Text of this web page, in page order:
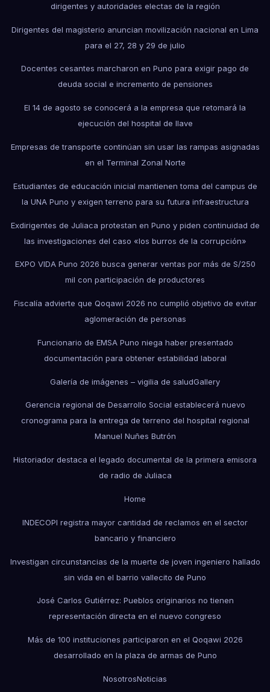
dirigentes y autoridades electas de la región
Dirigentes del magisterio anuncian movilización nacional en Lima
para el 27, 28 y 29 de julio
Docentes cesantes marcharon en Puno para exigir pago de
deuda social e incremento de pensiones
El 14 de agosto se conocerá a la empresa que retomará la
ejecución del hospital de Ilave
Empresas de transporte continúan sin usar las rampas asignadas
en el Terminal Zonal Norte
Estudiantes de educación inicial mantienen toma del campus de
la UNA Puno y exigen terreno para su futura infraestructura
Exdirigentes de Juliaca protestan en Puno y piden continuidad de
las investigaciones del caso «los burros de la corrupción»
EXPO VIDA Puno 2026 busca generar ventas por más de S/250
mil con participación de productores
Fiscalía advierte que Qoqawi 2026 no cumplió objetivo de evitar
aglomeración de personas
Funcionario de EMSA Puno niega haber presentado
documentación para obtener estabilidad laboral
Galería de imágenes – vigilia de saludGallery
Gerencia regional de Desarrollo Social establecerá nuevo
cronograma para la entrega de terreno del hospital regional
Manuel Nuñes Butrón
Historiador destaca el legado documental de la primera emisora
de radio de Juliaca
Home
INDECOPI registra mayor cantidad de reclamos en el sector
bancario y financiero
Investigan circunstancias de la muerte de joven ingeniero hallado
sin vida en el barrio vallecito de Puno
José Carlos Gutiérrez: Pueblos originarios no tienen
representación directa en el nuevo congreso
Más de 100 instituciones participaron en el Qoqawi 2026
desarrollado en la plaza de armas de Puno
NosotrosNoticias